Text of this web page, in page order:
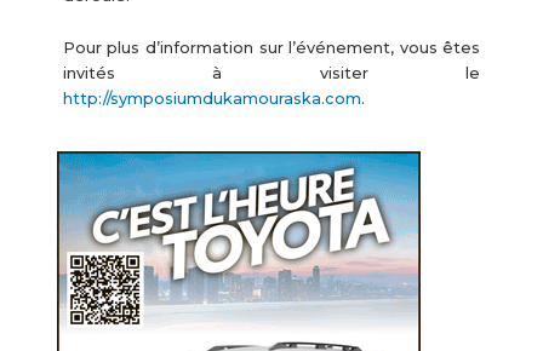
Pour plus d’information sur l’événement, vous êtes
invités à visiter le
http://symposiumdukamouraska.com.